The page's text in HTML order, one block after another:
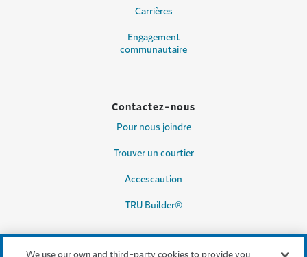
Carrières
Engagement
communautaire
Contactez-nous
Pour nous joindre
Trouver un courtier
Accescaution
TRU Builder®
We use our own and third-party cookies to provide you